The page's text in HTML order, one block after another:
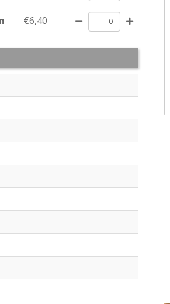
€6,40